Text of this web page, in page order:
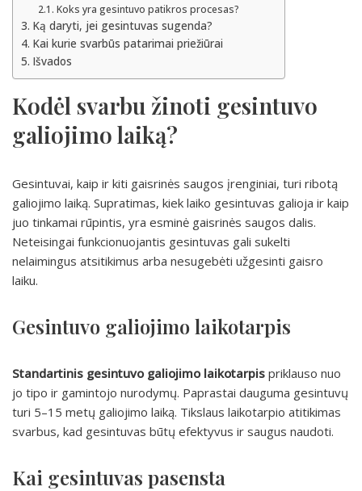
Koks yra gesintuvo patikros procesas?
Ką daryti, jei gesintuvas sugenda?
Kai kurie svarbūs patarimai priežiūrai
Išvados
Kodėl svarbu žinoti gesintuvo
galiojimo laiką?
Gesintuvai, kaip ir kiti gaisrinės saugos įrenginiai, turi ribotą
galiojimo laiką. Supratimas, kiek laiko gesintuvas galioja ir kaip
juo tinkamai rūpintis, yra esminė gaisrinės saugos dalis.
Neteisingai funkcionuojantis gesintuvas gali sukelti
nelaimingus atsitikimus arba nesugebėti užgesinti gaisro
laiku.
Gesintuvo galiojimo laikotarpis
Standartinis gesintuvo galiojimo laikotarpis priklauso nuo
jo tipo ir gamintojo nurodymų. Paprastai dauguma gesintuvų
turi 5–15 metų galiojimo laiką. Tikslaus laikotarpio atitikimas
svarbus, kad gesintuvas būtų efektyvus ir saugus naudoti.
Kai gesintuvas pasensta